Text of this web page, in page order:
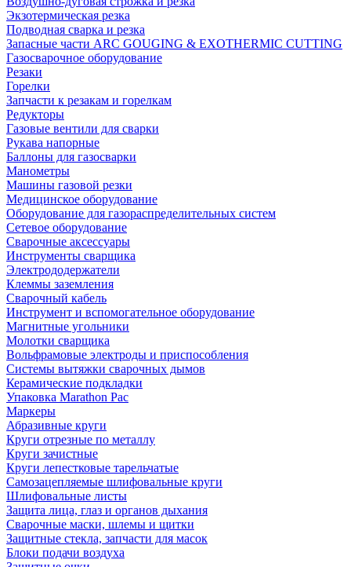
Экзотермическая резка
Подводная сварка и резка
Запасные части ARC GOUGING & EXOTHERMIC CUTTING
Газосварочное оборудование
Резаки
Горелки
Запчасти к резакам и горелкам
Редукторы
Газовые вентили для сварки
Рукава напорные
Баллоны для газосварки
Манометры
Машины газовой резки
Медицинское оборудование
Оборудование для газораспределительных систем
Сетевое оборудование
Сварочные аксессуары
Инструменты сварщика
Электрододержатели
Клеммы заземления
Сварочный кабель
Инструмент и вспомогательное оборудование
Магнитные угольники
Молотки сварщика
Вольфрамовые электроды и приспособления
Системы вытяжки сварочных дымов
Керамические подкладки
Упаковка Marathon Pac
Маркеры
Абразивные круги
Круги отрезные по металлу
Круги зачистные
Круги лепестковые тарельчатые
Самозацепляемые шлифовальные круги
Шлифовальные листы
Защита лица, глаз и органов дыхания
Сварочные маски, шлемы и щитки
Защитные стекла, запчасти для масок
Блоки подачи воздуха